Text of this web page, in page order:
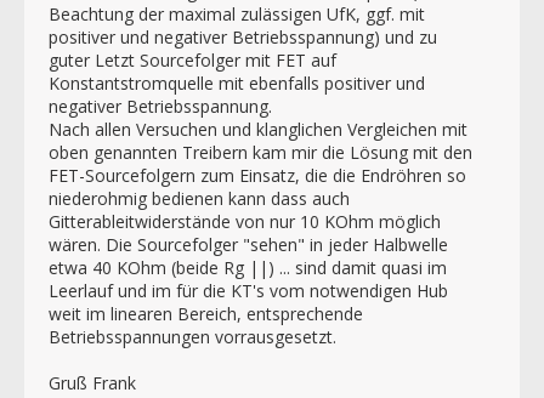
Beachtung der maximal zulässigen UfK, ggf. mit
positiver und negativer Betriebsspannung) und zu
guter Letzt Sourcefolger mit FET auf
Konstantstromquelle mit ebenfalls positiver und
negativer Betriebsspannung.
Nach allen Versuchen und klanglichen Vergleichen mit
oben genannten Treibern kam mir die Lösung mit den
FET-Sourcefolgern zum Einsatz, die die Endröhren so
niederohmig bedienen kann dass auch
Gitterableitwiderstände von nur 10 KOhm möglich
wären. Die Sourcefolger "sehen" in jeder Halbwelle
etwa 40 KOhm (beide Rg ||) ... sind damit quasi im
Leerlauf und im für die KT's vom notwendigen Hub
weit im linearen Bereich, entsprechende
Betriebsspannungen vorrausgesetzt.
Gruß Frank